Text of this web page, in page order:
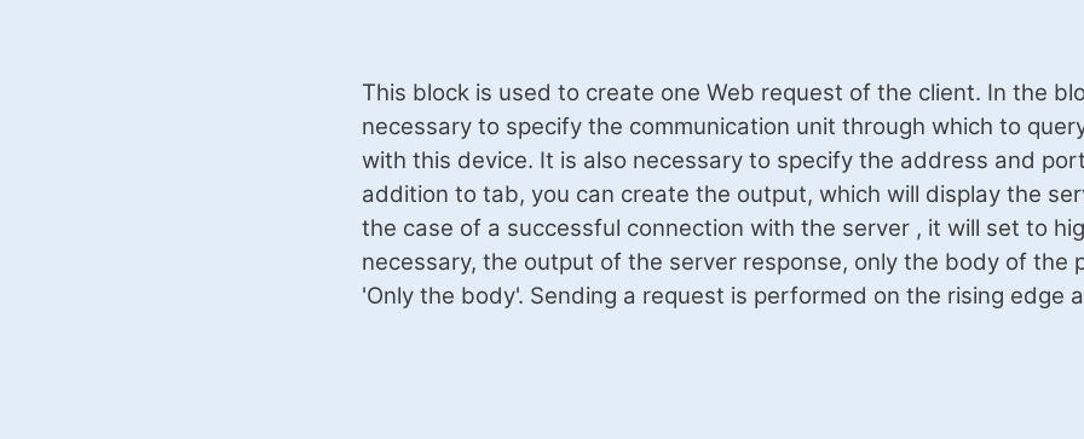
This block is used to create one Web request of the client. In the
necessary to specify the communication unit through which to
with this device. It is also necessary to specify the address and
addition to tab, you can create the output, which will display the
the case of a successful connection with the server , it will set to
necessary, the output of the server response, only the body of
'Only the body'. Sending a request is performed on the rising edge